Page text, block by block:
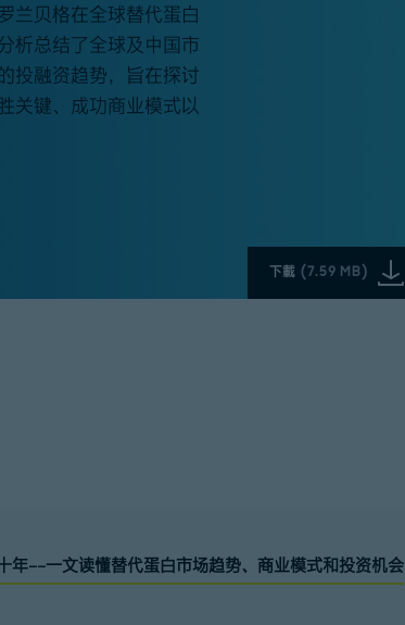
兰贝格在全球替代蛋白
析总结了全球及中国市
投融资趋势，旨在探讨
关键、成功商业模式以
下載 (7.59 MB)
年––一文读懂替代蛋白市场趋势、商业模式和投资机会